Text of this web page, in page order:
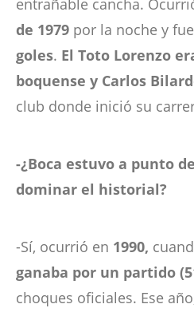
entrañable cancha.
de 1979 por la noche y fue
goles. El Toto Lorenzo
boquense y Carlos
club donde inició su
-¿Boca estuvo a punto
dominar el historial?
-Sí, ocurrió en 1990,
ganaba por un partido
choques oficiales. Ese